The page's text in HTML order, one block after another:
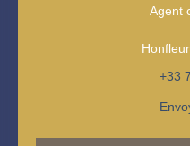
Agent
+33